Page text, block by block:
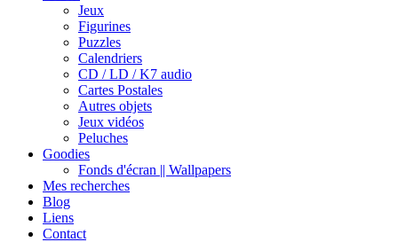
Jeux
Figurines
Puzzles
Calendriers
CD / LD / K7 audio
Cartes Postales
Autres objets
Jeux vidéos
Peluches
Goodies
Fonds d'écran || Wallpapers
Mes recherches
Blog
Liens
Contact